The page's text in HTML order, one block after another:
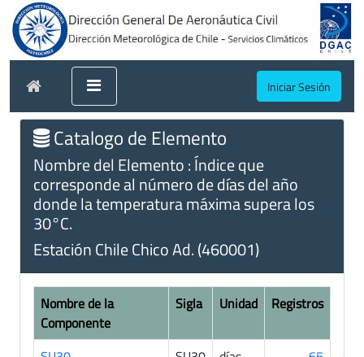
Iniciar Sesión
Catalogo de Elemento
Nombre del Elemento : Índice que
corresponde al número de días del año
donde la temperatura máxima supera los
30°C.
Estación Chile Chico Ad. (460001)
Nombre de la
Componente
Sigla Unidad Registros